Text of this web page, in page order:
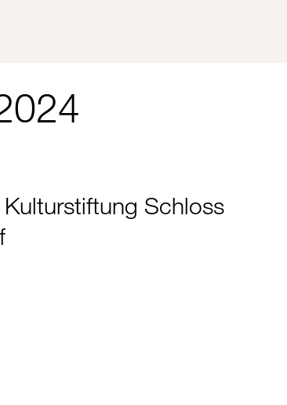
Schloss